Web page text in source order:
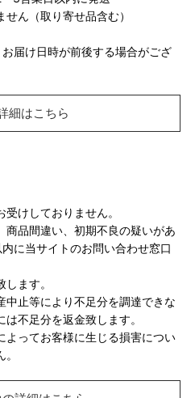
ん（取り寄せ品含む）
届け日時が前後する場合がござ
細はこちら
けしておりません。
商品間違い、初期不良の疑いがあ
に当サイトのお問い合わせ窓口
ます。
中止等により不足分を調達できな
不足分を返金致します。
よってお客様に生じる損害につい